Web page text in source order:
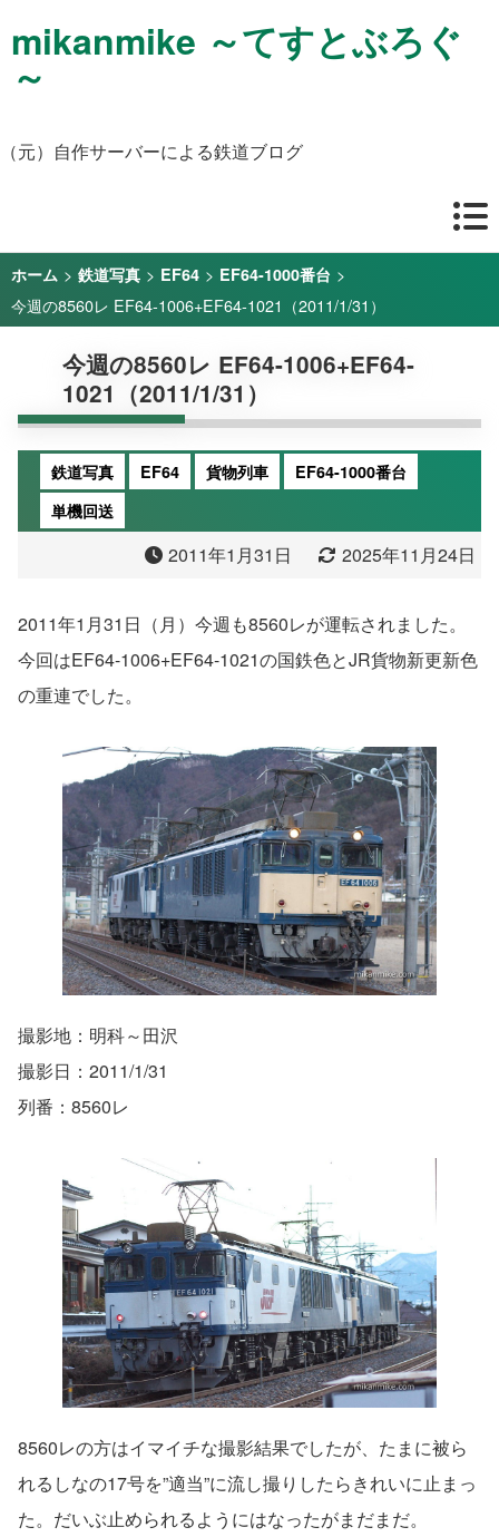
mikanmike ～てすとぶろぐ
～
（元）自作サーバーによる鉄道ブログ
ホーム > 鉄道写真 > EF64 > EF64-1000番台 >
今週の8560レ EF64-1006+EF64-1021（2011/1/31）
今週の8560レ EF64-1006+EF64-
1021（2011/1/31）
鉄道写真 EF64 貨物列車
EF64-1000番台
単機回送
2011年1月31日 2025年11月24日
2011年1月31日（月）今週も8560レが運転されました。
今回はEF64-1006+EF64-1021の国鉄色とJR貨物新更新色
の重連でした。
撮影地：明科～田沢
撮影日：2011/1/31
列番：8560レ
8560レの方はイマイチな撮影結果でしたが、たまに被ら
れるしなの17号を”適当”に流し撮りしたらきれいに止まっ
た。だいぶ止められるようにはなったがまだまだ。